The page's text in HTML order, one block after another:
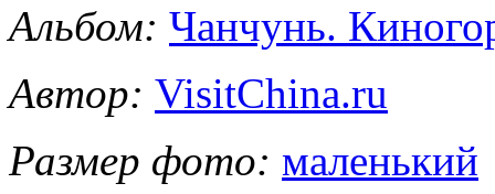
Альбом: Чанчунь.
Автор: VisitChina.ru
Размер фото: маленький